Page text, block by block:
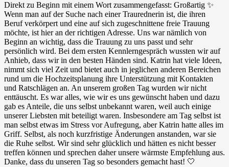
Direkt zu Beginn mit einem Wort zusammengefasst: Großartig ✨
Wenn man auf der Suche nach einer Traurednerin ist, die ihren
Beruf verkörpert und eine auf sich zugeschnittene freie Trauung
möchte, ist hier an der richtigen Adresse. Uns war nämlich von
Beginn an wichtig, dass die Trauung zu uns passt und sehr
persönlich wird. Bei dem ersten Kennlerngespräch wussten wir auf
Anhieb, dass wir in den besten Händen sind. Katrin hat viele Ideen,
nimmt sich viel Zeit und bietet auch in jeglichen anderen Bereichen
rund um die Hochzeitsplanung ihre Unterstützung mit Kontakten
und Ratschlägen an. An unserem großen Tag wurden wir nicht
enttäuscht. Es war alles, wie wir es uns gewünscht haben und dazu
gab es Anteile, die uns selbst unbekannt waren, weil auch einige
unserer Liebsten mit beteiligt waren. Insbesondere am Tag selbst ist
man selbst etwas im Stress vor Aufregung, aber Katrin hatte alles im
Griff. Selbst, als noch kurzfristige Änderungen anstanden, war sie
die Ruhe selbst. Wir sind sehr glücklich und hätten es nicht besser
treffen können und sprechen daher unsere wärmste Empfehlung aus.
Danke, dass du unseren Tag so besonders gemacht hast! 🤍